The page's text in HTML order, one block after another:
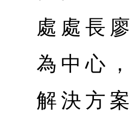
處處長
為中心
解決方